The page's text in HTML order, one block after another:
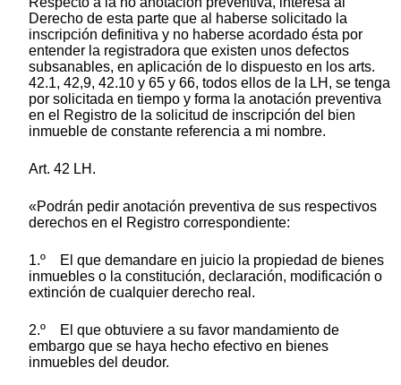
Derecho de esta parte que al haberse solicitado la
inscripción definitiva y no haberse acordado ésta por
entender la registradora que existen unos defectos
subsanables, en aplicación de lo dispuesto en los arts.
42.1, 42,9, 42.10 y 65 y 66, todos ellos de la LH, se tenga
por solicitada en tiempo y forma la anotación preventiva
en el Registro de la solicitud de inscripción del bien
inmueble de constante referencia a mi nombre.
Art. 42 LH.
«Podrán pedir anotación preventiva de sus respectivos
derechos en el Registro correspondiente:
1.º El que demandare en juicio la propiedad de bienes
inmuebles o la constitución, declaración, modificación o
extinción de cualquier derecho real.
2.º El que obtuviere a su favor mandamiento de
embargo que se haya hecho efectivo en bienes
inmuebles del deudor.